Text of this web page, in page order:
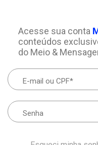
Acesse sua conta
conteúdos
do Meio &